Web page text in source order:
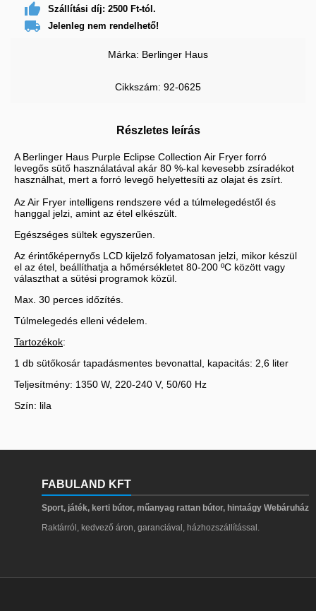
 Szállítási díj: 2500 Ft-tól.
 Jelenleg nem rendelhető!
Márka: Berlinger Haus
Cikkszám: 92-0625
Részletes leírás
A Berlinger Haus Purple Eclipse Collection Air Fryer forró
levegős sütő használatával akár 80 %-kal kevesebb zsíradékot
használhat, mert a forró levegő helyettesíti az olajat és zsírt
Az Air Fryer intelligens rendszere véd a túlmelegedéstől és
hanggal jelzi, amint az étel elkészült.
Egészséges sültek egyszerűen.
Az érintőképernyős LCD kijelző folyamatosan jelzi, mikor készül
el az étel, beállíthatja a hőmérsékletet 80-200 ºC között vagy
választhat a sütési programok közül.
Max. 30 perces időzítés.
Túlmelegedés elleni védelem.
Tartozékok:
1 db sütőkosár tapadásmentes bevonattal, kapacitás: 2,6 liter
Teljesítmény: 1350 W, 220-240 V, 50/60 Hz
Szín: lila
FABULAND KFT
Sport, játék, kerti bútor, műanyag rattan bútor, hintaágy Webáruház
Raktárról, kedvező áron, garanciával, házhozszállítással.